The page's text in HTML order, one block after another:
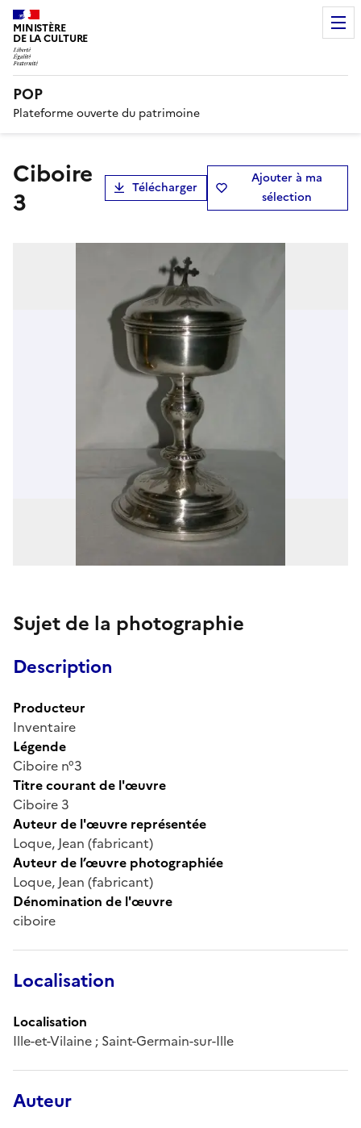
MINISTÈRE
DE LA CULTURE
POP
Plateforme ouverte du patrimoine
Ciboire
3
Télécharger
Ajouter à ma
sélection
Sujet de la photographie
Description
Producteur
Inventaire
Légende
Ciboire n°3
Titre courant de l'œuvre
Ciboire 3
Auteur de l'œuvre représentée
Loque, Jean (fabricant)
Auteur de l’œuvre photographiée
Loque, Jean (fabricant)
Dénomination de l'œuvre
ciboire
Localisation
Localisation
Ille-et-Vilaine ; Saint-Germain-sur-Ille
Auteur